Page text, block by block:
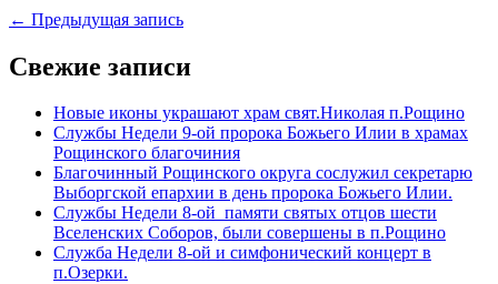
← Предыдущая запись
Свежие записи
Новые иконы украшают храм свят.Николая п.Рощино
Службы Недели 9-ой пророка Божьего Илии в храмах
Рощинского благочиния
Благочинный Рощинского округа сослужил секретарю
Выборгской епархии в день пророка Божьего Илии.
Службы Недели 8-ой памяти святых отцов шести
Вселенских Соборов, были совершены в п.Рощино
Служба Недели 8-ой и симфонический концерт в
п.Озерки.